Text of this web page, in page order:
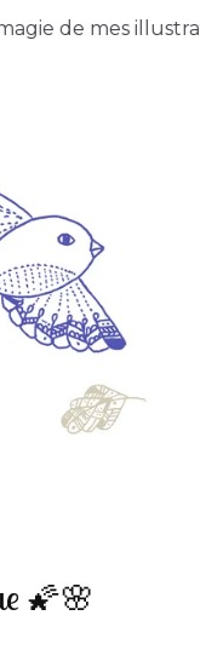
de mes
🌠🌸